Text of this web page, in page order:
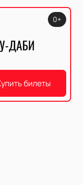
ДАБИ
0+
билеты